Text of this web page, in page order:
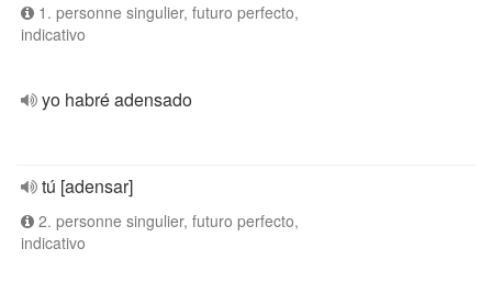
1. personne singulier, futuro perfecto,
indicativo
yo habré adensado
tú [adensar]
2. personne singulier, futuro perfecto,
indicativo